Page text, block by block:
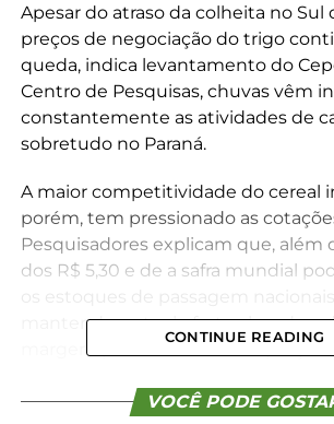
Apesar do atraso da colheita no Sul
preços de negociação do trigo
queda, indica levantamento do
Centro de Pesquisas, chuvas vêm
constantemente as atividades de
sobretudo no Paraná.
A maior competitividade do cereal
porém, tem pressionado as
Pesquisadores explicam que, além
dos R$ 5,30 e de a safra mundial
mantendo a atual oferta elevada e
margem para aumento nos preços.
*Cepea
CONTINUE READING
VOCÊ PODE